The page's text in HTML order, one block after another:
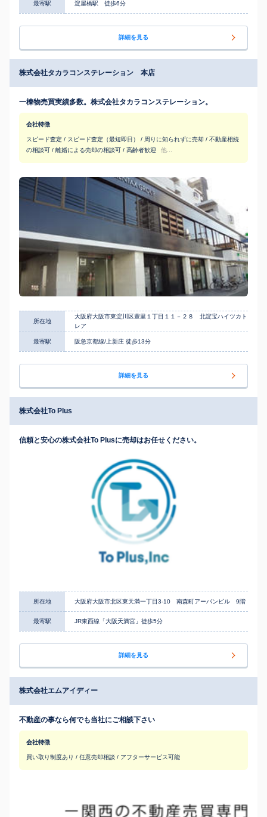
最寄駅 淀屋橋駅 徒歩6分
詳細を見る
株式会社タカラコンステレーション 本店
一棟物売買実績多数。株式会社タカラコンステレーション。
会社特徴
スピード査定 / スピード査定（最短即日） / 周りに知られずに売却 / 不動産相続
の相談可 / 離婚による売却の相談可 / 高齢者歓迎
他...
所在地
大阪府大阪市東淀川区豊里１丁目１１－２８ 北淀宝ハイツカト
レア
最寄駅 阪急京都線/上新庄 徒歩13分
詳細を見る
株式会社To Plus
信頼と安心の株式会社To Plusに売却はお任せください。
所在地 大阪府大阪市北区東天満一丁目3-10 南森町アーバンビル 9階
最寄駅 JR東西線「大阪天満宮」徒歩5分
詳細を見る
株式会社エムアイディー
不動産の事なら何でも当社にご相談下さい
会社特徴
買い取り制度あり / 任意売却相談 / アフターサービス可能